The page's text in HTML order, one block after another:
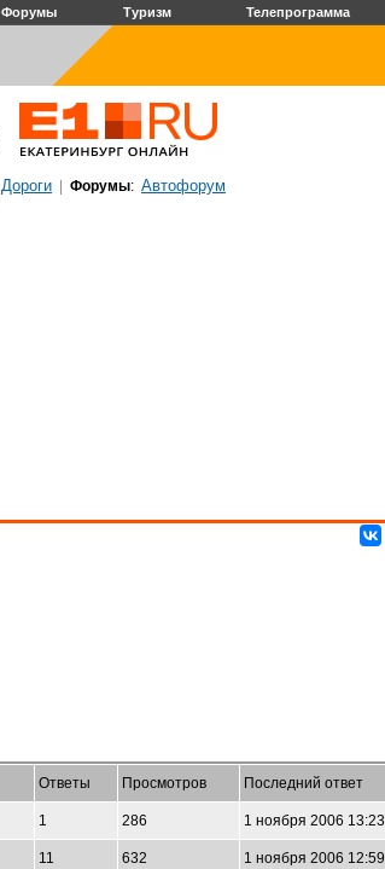
Форумы Туризм Телепрограмма
Дороги Форумы: Автофорум
Ответы Просмотров Последний ответ
1 286 1 ноября 2006 13:23
11 632 1 ноября 2006 12:59